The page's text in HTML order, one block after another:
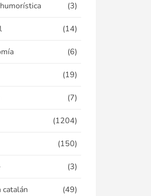
(3)
(14)
(6)
(19)
(7)
(1204)
(150)
(3)
catalán (49)